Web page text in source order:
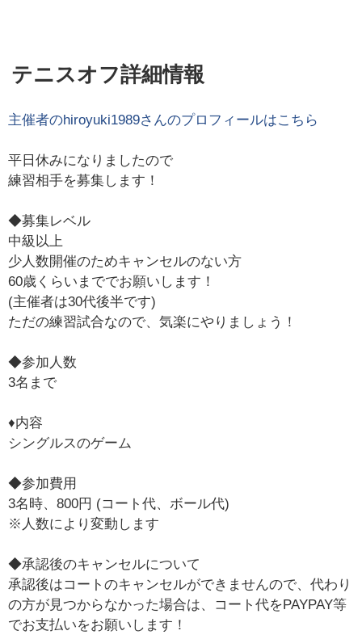
テニスオフ詳細情報
主催者のhiroyuki1989さんのプロフィールはこちら
平日休みになりましたので
練習相手を募集します！
◆募集レベル
中級以上
少人数開催のためキャンセルのない方
60歳くらいまででお願いします！
(主催者は30代後半です)
ただの練習試合なので、気楽にやりましょう！
◆参加人数
3名まで
♦︎内容
シングルスのゲーム
◆参加費用
3名時、800円 (コート代、ボール代)
※人数により変動します
◆承認後のキャンセルについて
承認後はコートのキャンセルができませんので、代わり
の方が見つからなかった場合は、コート代をPAYPAY等
でお支払いをお願いします！